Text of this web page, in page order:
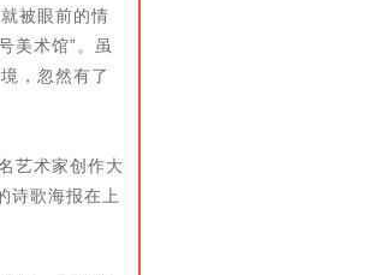
被眼前的情
美术馆”。虽
，忽然有了
艺术家创作大
诗歌海报在上